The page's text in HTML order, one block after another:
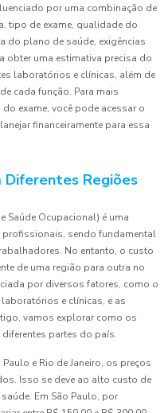
por uma combinação de
tipo de exame, qualidade do
do plano de saúde, exigências
obter uma estimativa precisa do
laboratórios e clínicas, além de
cada função. Para mais
exame, você pode acessar o
financeiramente para essa
Diferentes Regiões
Saúde Ocupacional) é uma
profissionais, sendo fundamental
No entanto, o custo
de uma região para outra no
por diversos fatores, como o
e clínicas, e as
vamos explorar como os
partes do país.
e Rio de Janeiro, os preços
Isso se deve ao alto custo de
Em São Paulo, por